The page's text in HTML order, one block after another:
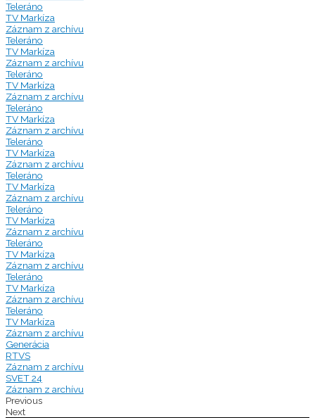
Teleráno
TV Markíza
Záznam z archívu
Teleráno
TV Markíza
Záznam z archívu
Teleráno
TV Markíza
Záznam z archívu
Teleráno
TV Markíza
Záznam z archívu
Teleráno
TV Markíza
Záznam z archívu
Teleráno
TV Markíza
Záznam z archívu
Teleráno
TV Markíza
Záznam z archívu
Teleráno
TV Markíza
Záznam z archívu
Teleráno
TV Markíza
Záznam z archívu
Teleráno
TV Markíza
Záznam z archívu
Generácia
RTVS
Záznam z archívu
SVET 24
Záznam z archívu
Previous
Next